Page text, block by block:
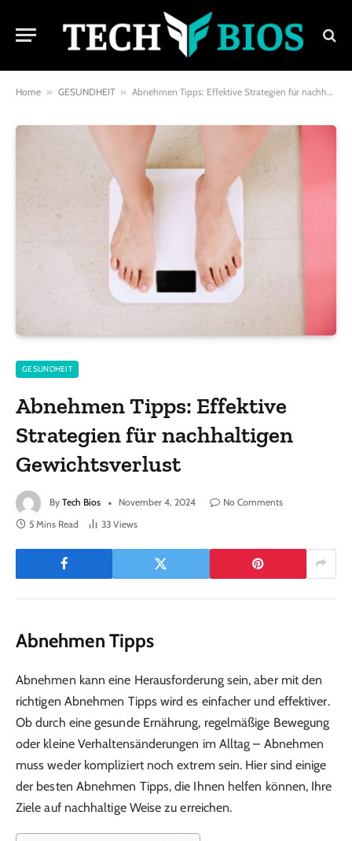
Home » GESUNDHEIT » Abnehmen Tipps: Effektive Strategien für nachhaltigen Gewichtsverlust
GESUNDHEIT
Abnehmen Tipps: Effektive
Strategien für nachhaltigen
Gewichtsverlust
By Tech Bios November 4, 2024
No Comments
5 Mins Read
33 Views
Abnehmen Tipps
Abnehmen kann eine Herausforderung sein, aber mit den
richtigen Abnehmen Tipps wird es einfacher und effektiver.
Ob durch eine gesunde Ernährung, regelmäßige Bewegung
oder kleine Verhaltensänderungen im Alltag – Abnehmen
muss weder kompliziert noch extrem sein. Hier sind einige
der besten Abnehmen Tipps, die Ihnen helfen können, Ihre
Ziele auf nachhaltige Weise zu erreichen.